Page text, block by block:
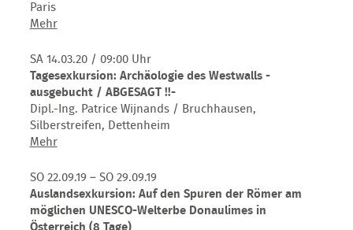
Tage)
ausgebucht
nach
2021
verschoben-
Paris
MehrAuslandsexkursion:
Entdeckungsreise
nach
Paris
(4
Tage)
-
/
b.a.W.
verschoben-
SA 14.03.20/ 09:00 Uhr
Tagesexkursion: Archäologie des Westwalls -
ausgebucht / ABGESAGT !!-
Dipl.-Ing. Patrice Wijnands / Bruchhausen,
Silberstreifen, Dettenheim
MehrTagesexkursion:
des
Westwalls
-
ausgebucht
SO 22.09.19 – SO 29.09.19
Auslandsexkursion: Auf den Spuren der Römer am
möglichen UNESCO-Welterbe Donaulimes in
Österreich (8 Tage)